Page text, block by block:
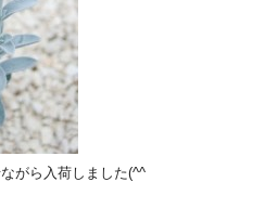
がら入荷しました(^^ゞ